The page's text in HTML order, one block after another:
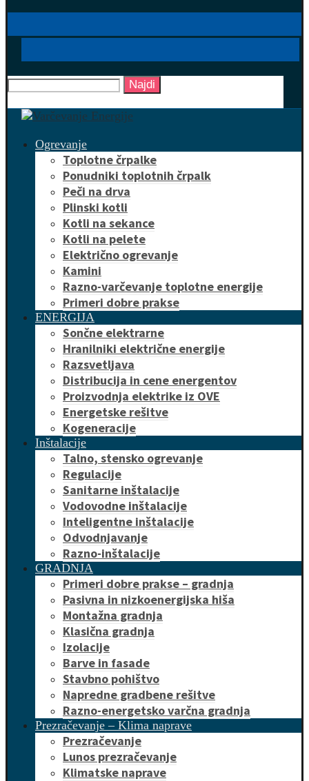
Najdi
Ogrevanje
Toplotne črpalke
Ponudniki toplotnih črpalk
Peči na drva
Plinski kotli
Kotli na sekance
Kotli na pelete
Električno ogrevanje
Kamini
Razno-varčevanje toplotne energije
Primeri dobre prakse
ENERGIJA
Sončne elektrarne
Hranilniki električne energije
Razsvetljava
Distribucija in cene energentov
Proizvodnja elektrike iz OVE
Energetske rešitve
Kogeneracije
Inštalacije
Talno, stensko ogrevanje
Regulacije
Sanitarne inštalacije
Vodovodne inštalacije
Inteligentne inštalacije
Odvodnjavanje
Razno-inštalacije
GRADNJA
Primeri dobre prakse – gradnja
Pasivna in nizkoenergijska hiša
Montažna gradnja
Klasična gradnja
Izolacije
Barve in fasade
Stavbno pohištvo
Napredne gradbene rešitve
Razno-energetsko varčna gradnja
Prezračevanje – Klima naprave
Prezračevanje
Lunos prezračevanje
Klimatske naprave